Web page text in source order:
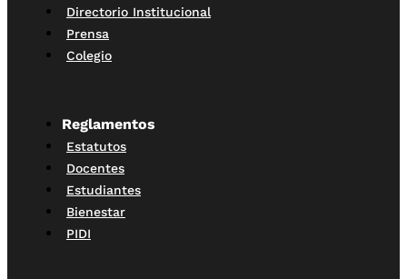
Directorio Institucional
Prensa
Colegio
Reglamentos
Estatutos
Docentes
Estudiantes
Bienestar
PIDI